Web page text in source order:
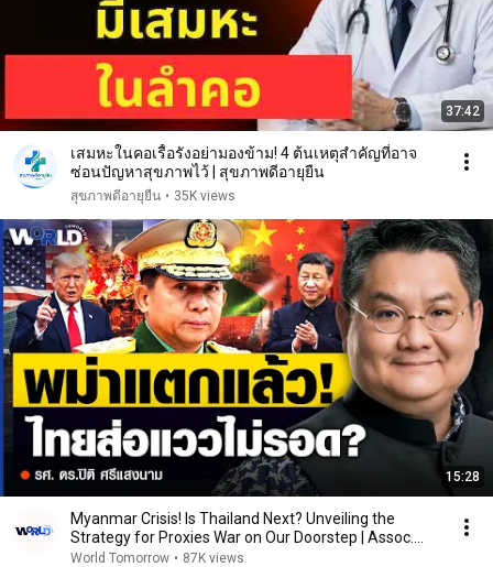
37:42
เสมหะในคอเรื้อรังอย่ามองข้าม! 4 ต้นเหตุสำคัญที่อาจ
ซ่อนปัญหาสุขภาพไว้ | สุขภาพดีอายุยืน
สุขภาพดีอายุยืน • 35K views
15:28
Myanmar Crisis! Is Thailand Next? Unveiling the
Strategy for Proxies War on Our Doorstep | Assoc....
World Tomorrow • 87K views